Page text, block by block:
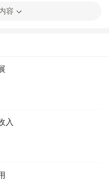
以安排。一家解决一个
长久的扶贫办法。
党校智库工作站副主
库工作站
中国 宋圭武的专栏
容
入